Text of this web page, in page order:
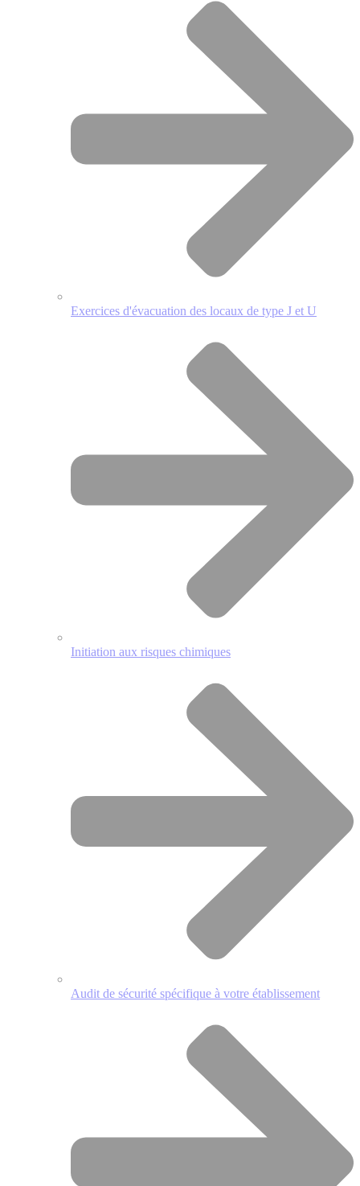
Exercices d'évacuation des locaux de type J et U
Initiation aux risques chimiques
Audit de sécurité spécifique à votre établissement